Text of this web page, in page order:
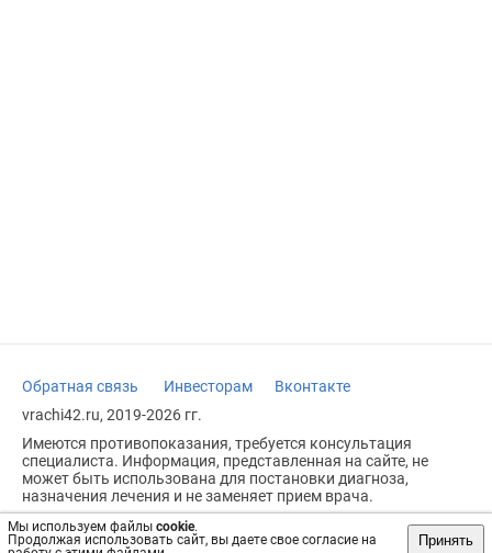
Мы используем файлы cookie.
Продолжая использовать сайт, вы даете свое согласие на
Принять
Обратная связь Инвесторам
Вконтакте
vrachi42.ru, 2019-2026 гг.
Имеются противопоказания, требуется консультация
специалиста. Информация, представленная на сайте, не
может быть использована для постановки диагноза,
назначения лечения и не заменяет прием врача.
Возрастное ограничение: 18+